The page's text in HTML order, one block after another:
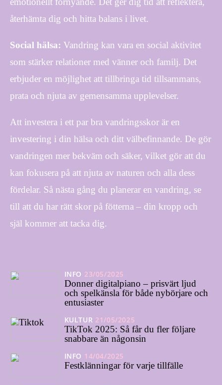
återhämta dig och hitta balans i livet.
Social hälsa: Vandring kan vara en social aktivitet
som stärker relationer med vänner och familj. Det
erbjuder en möjlighet att tillbringa tid tillsammans,
prata och njuta av gemensamma upplevelser.
Att investera i ett par bra vandringsskor är en
investering i din hälsa och ditt välbefinnande. De gör
vandringen mer bekväm och säker, vilket gör att du
kan fokusera på att njuta av naturen och alla dess
fördelar. Så nästa gång du planerar en vandring, se
till att du har rätt skor på fötterna – din kropp och
själ kommer att tacka dig.
INFO 23/05/2025
Donner digitalpiano – prisvärt ljud
och spelkänsla för både nybörjare och
entusiaster
KULTUR 21/05/2025
TikTok 2025: Så får du fler följare
snabbare än någonsin
INFO 14/04/2025
Festklänningar för varje tillfälle